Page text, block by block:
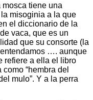
mosca tiene una
misoginia a la que
el diccionario de la
vaca, que es un
que su consorte (la
…. aunque
refiere a ella el libro
“hembra del
mulo”. Y a la perra